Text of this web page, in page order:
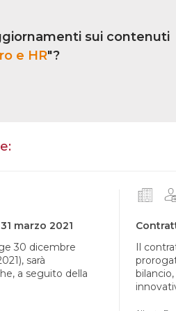
sui contenuti
e HR"?
marzo 2021
30 dicembre
sarà
a seguito della
Il